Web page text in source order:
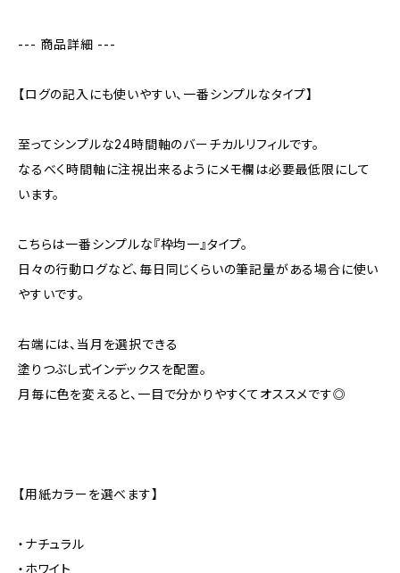
--- 商品詳細 ---
【ログの記入にも使いやすい、一番シンプルなタイプ】
至ってシンプルな24時間軸のバーチカルリフィルです。
なるべく時間軸に注視出来るようにメモ欄は必要最低限にして
います。
こちらは一番シンプルな『枠均一』タイプ。
日々の行動ログなど、毎日同じくらいの筆記量がある場合に使い
やすいです。
右端には、当月を選択できる
塗りつぶし式インデックスを配置。
月毎に色を変えると、一目で分かりやすくてオススメです◎
【用紙カラーを選べます】
・ナチュラル
・ホワイト